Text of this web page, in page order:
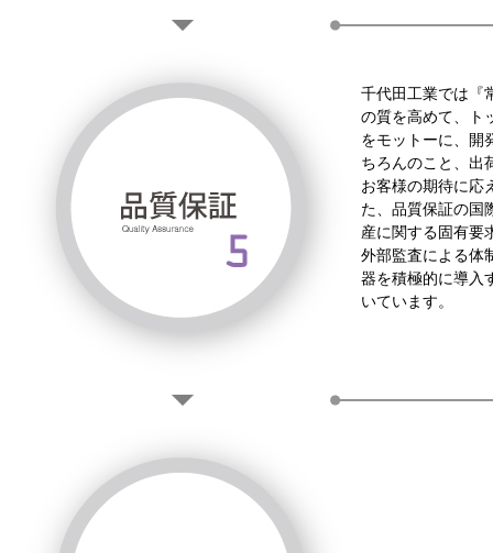
千代田工業では『
の質を高めて、ト
をモットーに、開
ちろんのこと、出
お客様の期待に応
た、品質保証の国
産に関する固有要
外部監査による体
器を積極的に導入
いています。